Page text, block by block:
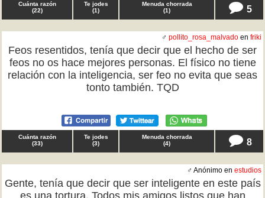
Cuánta razón
(22)
Te jodes
(1)
Menuda chorrada
(1) 5
♂ pollito_rosa_malvado en friki
Feos resentidos, tenía que decir que el hecho de ser
feos no os hace mejores personas. El físico no tiene
relación con la inteligencia, ser feo no evita que seas
tonto también. TQD
Cuánta razón
(33)
Te jodes
(3)
Menuda chorrada
(4) 8
♂ Anónimo en estudios
Gente, tenía que decir que ser inteligente en este país
es una tortura. Todos mis amigos listos que han